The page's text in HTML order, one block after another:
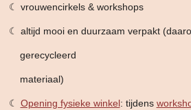
☾ vrouwencirkels & workshops
☾ altijd mooi en duurzaam verpakt
gerecycleerd
materiaal)
☾ Opening fysieke winkel: tijdens